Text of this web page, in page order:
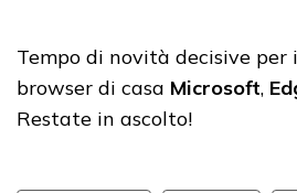
Tempo di novità decisive per
browser di casa Microsoft,
Restate in ascolto!